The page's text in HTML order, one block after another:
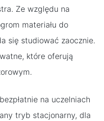
Ze względu na
materiału do
się studiować zaocznie.
które oferują
na uczelniach
tryb stacjonarny, dla